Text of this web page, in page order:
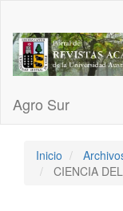
Contenido
principal
Barra
Agro Sur
Inicio
CIENCIA